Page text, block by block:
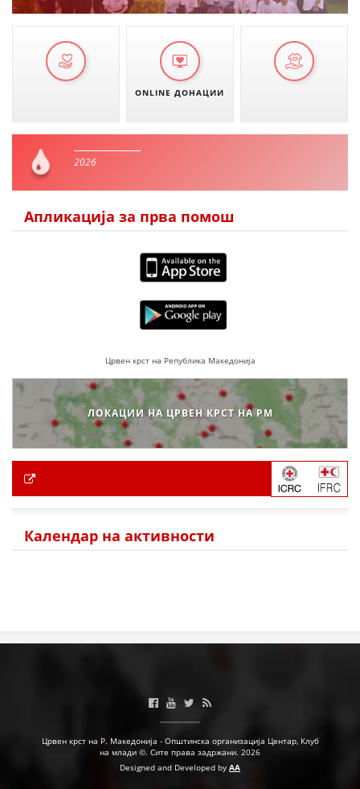
ONLINE ДОНАЦИИ
2026
Апликација за прва помош
Црвен крст на Република Македонија
ЛОКАЦИИ НА ЦРВЕН КРСТ НА РМ
Календар на активности
Црвен крст на Р. Македонија - Општинска организација Центар, Клуб
на млади ©. Сите права задржани. 2026
Designed and Developed by AA